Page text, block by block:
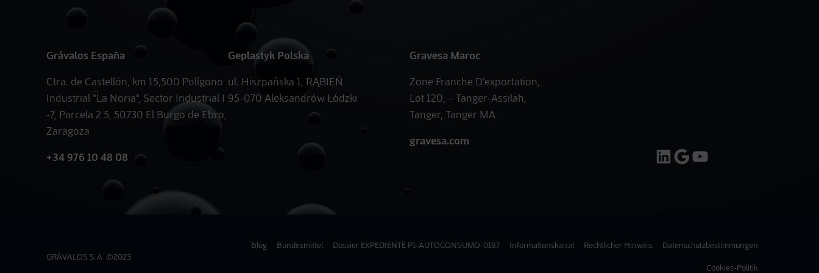
Grávalos España
Ctra. de Castellón, km 15,500 Polígono
Industrial "La Noria", Sector Industrial I
-7, Parcela 2 5, 50730 El Burgo de Ebro,
Zaragoza
+34 976 10 48 08
Geplastyk Polska
ul. Hiszpańska 1, RĄBIEŃ
95-070 Aleksandrów Łódzki
Gravesa Maroc
Zone Franche D’exportation,
Lot 120, – Tanger-Assilah,
Tanger, Tanger MA
gravesa.com
LinkedIn
Google
YouTube
GRÁVALOS S.A. ©2023
Blog Bundesmittel Dossier EXPEDIENTE P1-AUTOCONSUMO-0187 Informationskanal Rechtlicher Hinweis Datenschutzbestimmungen
Cookies-Politik